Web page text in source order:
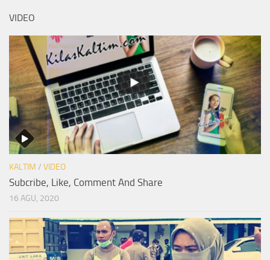
VIDEO
KALTIM / VIDEO
Subcribe, Like, Comment And Share
16 AGU, 2020